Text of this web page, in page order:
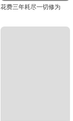
花费三年耗尽一切修为